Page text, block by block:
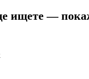
ищете —